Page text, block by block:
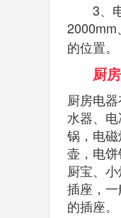
3、电
2000mm
的位置。
厨
厨房电
水器、
锅，电
壶，电
厨宝、
插座，
的插座。